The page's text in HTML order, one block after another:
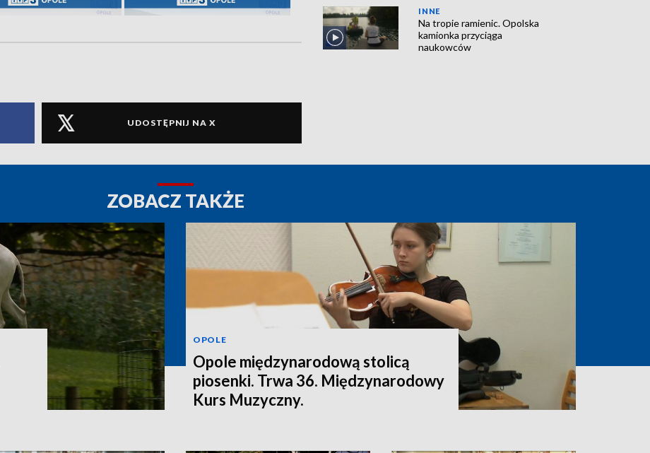
UDOSTĘPNIJ NA X
INNE
Na tropie ramienic. Opolska
kamionka przyciąga
naukowców
ZOBACZ TAKŻE
OPOLE
Opole międzynarodową stolicą
piosenki. Trwa 36. Międzynarodowy
Kurs Muzyczny.